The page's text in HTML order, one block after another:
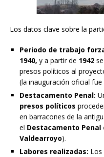
Los datos clave sobre la
Periodo de trabajo
1940, y a partir de 1942
presos políticos al
(la inauguración oficial fue
Destacamento Penal:
presos políticos
en barracones de la
el Destacamento Penal
Valdearroyo).
Labores realizadas: